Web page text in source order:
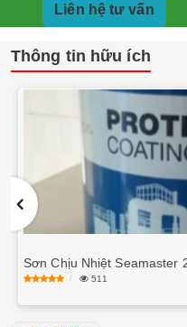
Liên hệ tư vấn
Thông tin hữu ích
Sơn Chịu Nhiệt Seamaster
511